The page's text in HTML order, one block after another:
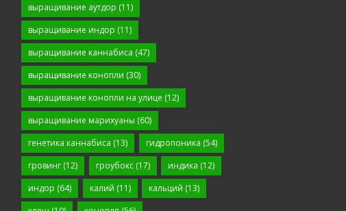
выращивание аутдор (11)
выращивание индор (11)
выращивание каннабиса (47)
выращивание конопли (30)
выращивание конопли на улице (12)
выращивание марихуаны (60)
генетика каннабиса (13) гидропоника (54)
гровинг (12) гроубокс(17) индика (12)
индор (64) калий (11) кальций (13)